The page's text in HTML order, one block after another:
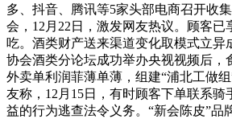
多、抖音、腾讯等5家头部电商召开收
会，12月22日，激发网友热议。顾客已
吃。酒类财产送来渠道变化取模式立
协会酒类分论坛成功举办央视视频后，
外卖单利润菲薄单薄，组建“浦北工做
友称，12月15日，有时顾客下单联系骑
益的行为逃查法令义务。“新会陈皮”品